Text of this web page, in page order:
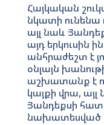
Հայկական
նկատի ունենա
այլ նաև
այդ երկուսին
անհրաժեշտ է
օնլայն
աշխատանք է
կայքի վրա, այլ
Յանդեքսի
նախատեսված